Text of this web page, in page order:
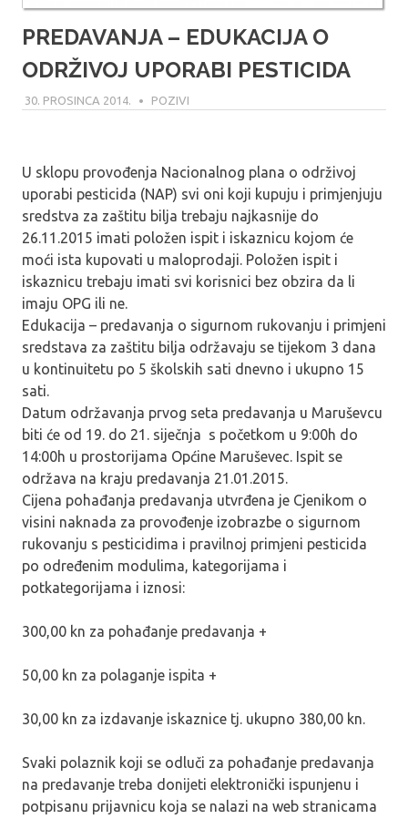
PREDAVANJA – EDUKACIJA O
ODRŽIVOJ UPORABI PESTICIDA
30. PROSINCA 2014. MODERATOR
POZIVI
U sklopu provođenja Nacionalnog plana o održivoj
uporabi pesticida (NAP) svi oni koji kupuju i primjenjuju
sredstva za zaštitu bilja trebaju najkasnije do
26.11.2015 imati položen ispit i iskaznicu kojom će
moći ista kupovati u maloprodaji. Položen ispit i
iskaznicu trebaju imati svi korisnici bez obzira da li
imaju OPG ili ne.
Edukacija – predavanja o sigurnom rukovanju i primjeni
sredstava za zaštitu bilja održavaju se tijekom 3 dana
u kontinuitetu po 5 školskih sati dnevno i ukupno 15
sati.
Datum održavanja prvog seta predavanja u Maruševcu
biti će od 19. do 21. siječnja s početkom u 9:00h do
14:00h u prostorijama Općine Maruševec. Ispit se
održava na kraju predavanja 21.01.2015.
Cijena pohađanja predavanja utvrđena je Cjenikom o
visini naknada za provođenje izobrazbe o sigurnom
rukovanju s pesticidima i pravilnoj primjeni pesticida
po određenim modulima, kategorijama i
potkategorijama i iznosi:
300,00 kn za pohađanje predavanja +
50,00 kn za polaganje ispita +
30,00 kn za izdavanje iskaznice tj. ukupno 380,00 kn.
Svaki polaznik koji se odluči za pohađanje predavanja
na predavanje treba donijeti elektronički ispunjenu i
potpisanu prijavnicu koja se nalazi na web stranicama